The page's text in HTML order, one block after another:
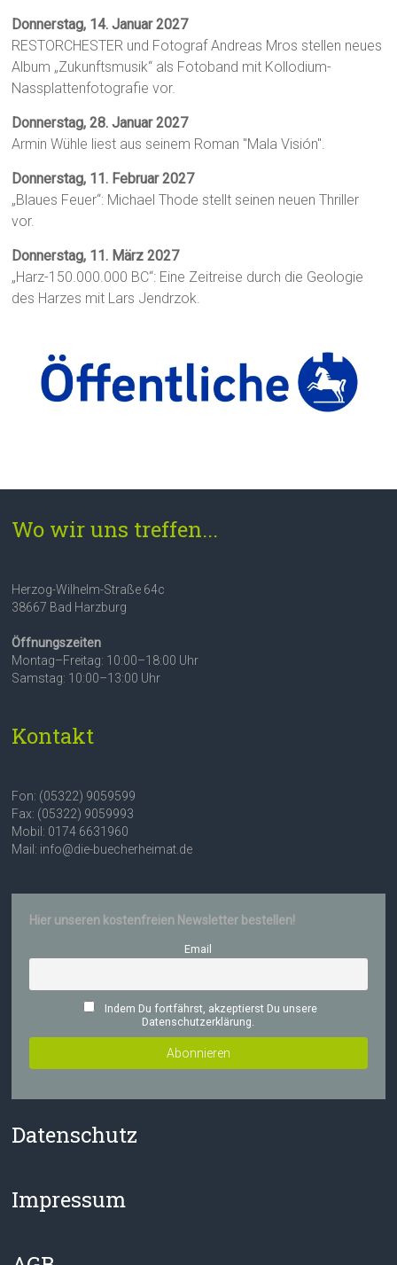
Donnerstag, 14. Januar 2027
RESTORCHESTER und Fotograf Andreas Mros stellen neues
Album „Zukunftsmusik“ als Fotoband mit Kollodium-
Nassplattenfotografie vor.
Donnerstag, 28. Januar 2027
Armin Wühle liest aus seinem Roman "Mala Visión".
Donnerstag, 11. Februar 2027
„Blaues Feuer“: Michael Thode stellt seinen neuen Thriller
vor.
Donnerstag, 11. März 2027
„Harz-150.000.000 BC“: Eine Zeitreise durch die Geologie
des Harzes mit Lars Jendrzok.
Wo wir uns treffen...
Herzog-Wilhelm-Straße 64c
38667 Bad Harzburg
Öffnungszeiten
Montag–Freitag: 10:00–18:00 Uhr
Samstag: 10:00–13:00 Uhr
Kontakt
Fon: (05322) 9059599
Fax: (05322) 9059993
Mobil: 0174 6631960
Mail: info@die-buecherheimat.de
Hier unseren kostenfreien Newsletter bestellen!
Email
Indem Du fortfährst, akzeptierst Du unsere
Datenschutzerklärung.
Datenschutz
Impressum